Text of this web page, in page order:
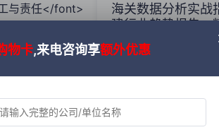
与责任</font>
分工与责任，设
量，销售团队负责
交流</font>
运营技能的培
海关数据分析实战
建行业趋势报告，
2025年12月20日
外贸获客秘籍
数据精准开发
物卡,来电咨询享额外优惠